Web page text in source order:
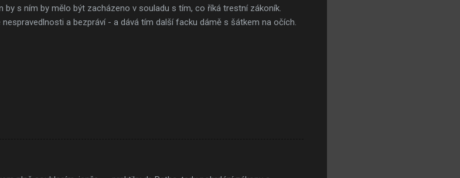
s ním by mělo být zacházeno v souladu s tím, co říká trestní zákoník.
a bezpráví - a dává tím další facku dámě s šátkem na očích.